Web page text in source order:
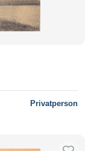
Privatperson